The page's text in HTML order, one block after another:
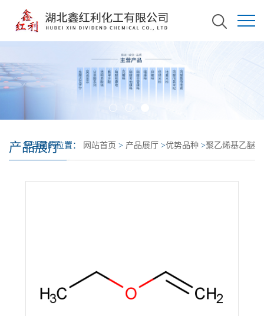
产品展厅
您当前的位置： 网站首页 > 产品展厅 >优势品种 >聚乙烯基乙醚